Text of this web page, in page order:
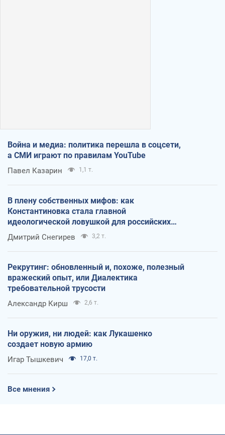
Война и медиа: политика перешла в соцсети,
а СМИ играют по правилам YouTube
Павел Казарин 1,1 т.
В плену собственных мифов: как
Константиновка стала главной
идеологической ловушкой для российских
оккупантов
Дмитрий Снегирев 3,2 т.
Рекрутинг: обновленный и, похоже, полезный
вражеский опыт, или Диалектика
требовательной трусости
Александр Кирш 2,6 т.
Ни оружия, ни людей: как Лукашенко
создает новую армию
Игар Тышкевич 17,0 т.
Все мнения